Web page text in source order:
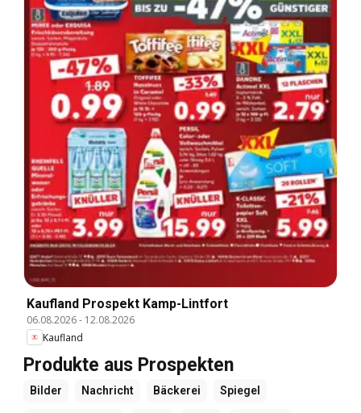
Kaufland Prospekt Kamp-Lintfort
06.08.2026- 12.08.2026
Kaufland
Produkte aus Prospekten
Bilder Nachricht Bäckerei Spiegel